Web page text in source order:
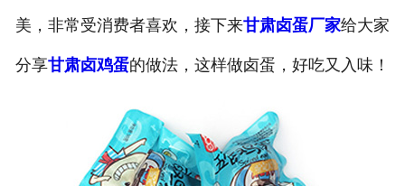
联系我们
美，非常受消费者喜欢，接下来甘肃卤蛋厂家给大家
分享甘肃卤鸡蛋的做法，这样做卤蛋，好吃又入味！